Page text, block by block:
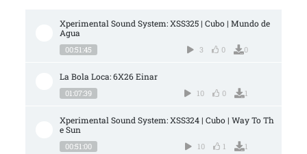
Xperimental Sound System: XSS325 | Cubo | Mundo de
Agua
00:51:45 3 0 0
La Bola Loca: 6X26 Einar
01:07:39 10 0 1
Xperimental Sound System: XSS324 | Cubo | Way To Th
e Sun
00:51:00 10 1 1